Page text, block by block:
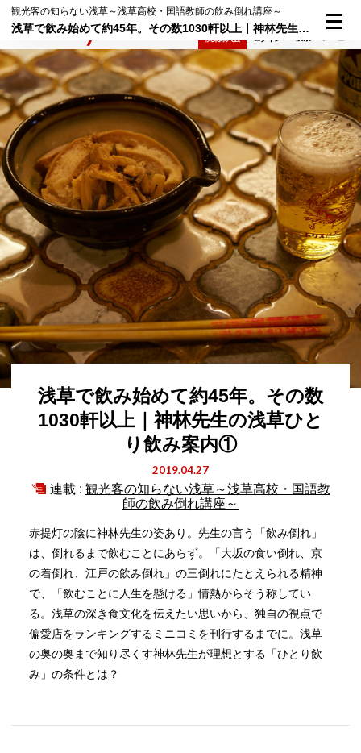
観光客の知らない浅草～浅草高校・国語教師の飲み倒れ講座～
浅草で飲み始めて約45年。その数1030軒以上｜神林先生の浅草ひとり飲み案内①
浅草で飲み始めて約45年。その数
1030軒以上｜神林先生の浅草ひと
り飲み案内①
2019.04.27
連載 : 観光客の知らない浅草～浅草高校・国語教
師の飲み倒れ講座～
赤提灯の陰に神林先生の姿あり。先生の言う「飲み倒れ」
は、倒れるまで飲むことにあらず。「大坂の食い倒れ、京
の着倒れ、江戸の飲み倒れ」の三倒れにたとえられる精神
で、「飲むことに人生を懸ける」情熱からそう称してい
る。浅草の深き食文化を伝えたい思いから、独自の視点で
偏愛店をランキングするミニコミを刊行するまでに。浅草
の奥の奥まで知り尽くす神林先生が理想とする「ひとり飲
み」の条件とは？